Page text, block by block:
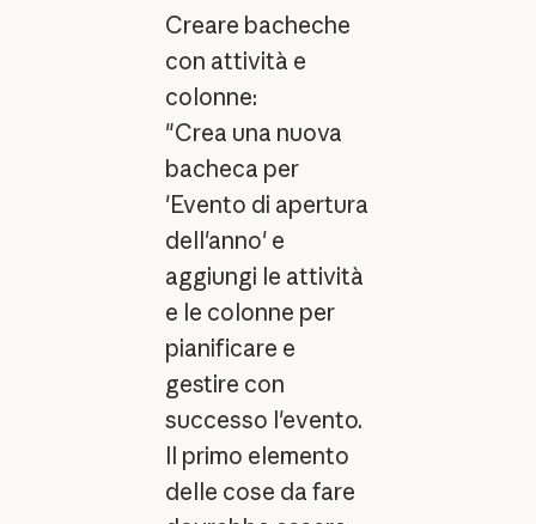
Creare bacheche
con attività e
colonne:
"Crea una nuova
bacheca per
'Evento di apertura
dell'anno' e
aggiungi le attività
e le colonne per
pianificare e
gestire con
successo l'evento.
Il primo elemento
delle cose da fare